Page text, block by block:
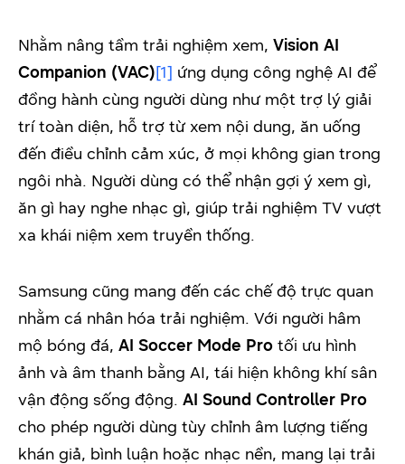
Nhằm nâng tầm trải nghiệm xem, Vision AI
Companion (VAC)[1] ứng dụng công nghệ AI để
đồng hành cùng người dùng như một trợ lý giải
trí toàn diện, hỗ trợ từ xem nội dung, ăn uống
đến điều chỉnh cảm xúc, ở mọi không gian trong
ngôi nhà. Người dùng có thể nhận gợi ý xem gì,
ăn gì hay nghe nhạc gì, giúp trải nghiệm TV vượt
xa khái niệm xem truyền thống.
Samsung cũng mang đến các chế độ trực quan
nhằm cá nhân hóa trải nghiệm. Với người hâm
mộ bóng đá, AI Soccer Mode Pro tối ưu hình
ảnh và âm thanh bằng AI, tái hiện không khí sân
vận động sống động. AI Sound Controller Pro
cho phép người dùng tùy chỉnh âm lượng tiếng
khán giả, bình luận hoặc nhạc nền, mang lại trải